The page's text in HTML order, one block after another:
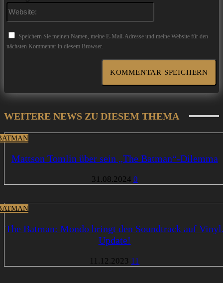
Speichern Sie meinen Namen, meine E-Mail-Adresse und meine Website für den
nächsten Kommentar in diesem Browser.
WEITERE NEWS ZU DIESEM THEMA
Mattson Tomlin über sein „The Batman“-Dilemma
31.08.2024 0
The Batman: Mondo bringt den Soundtrack auf
Update!
11.12.2023 11